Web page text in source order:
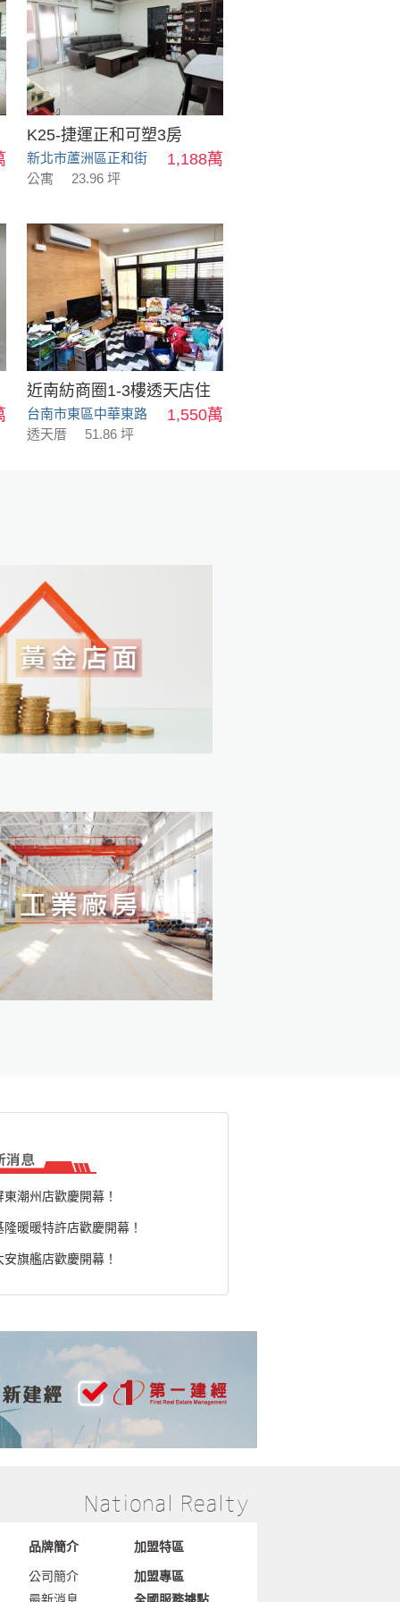
K25-捷運正和可塑3房
新北市蘆洲區正和街 1,188萬
公寓 23.96 坪
近南紡商圈1-3樓透天店住
台南市東區中華東路 1,550萬
透天厝 51.86 坪
東潮州店歡慶開幕！
隆暖暖特許店歡慶開幕！
安旗艦店歡慶開幕！
品牌簡介
公司簡介
加盟特區
加盟專區